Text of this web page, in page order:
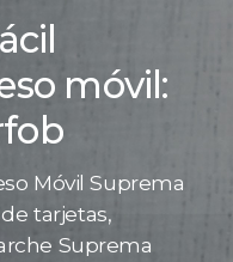
móvil:
Móvil Suprema
tarjetas,
Suprema